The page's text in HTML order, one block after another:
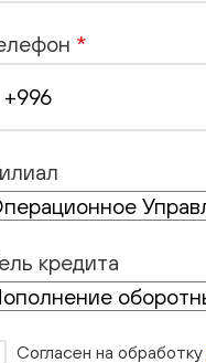
*
кредита
Согласен на обработку